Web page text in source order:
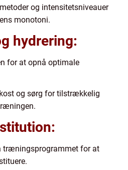
og intensitetsniveauer
monotoni.
hydrering:
for at opnå optimale
og sørg for tilstrækkelig
træningsprogrammet for at